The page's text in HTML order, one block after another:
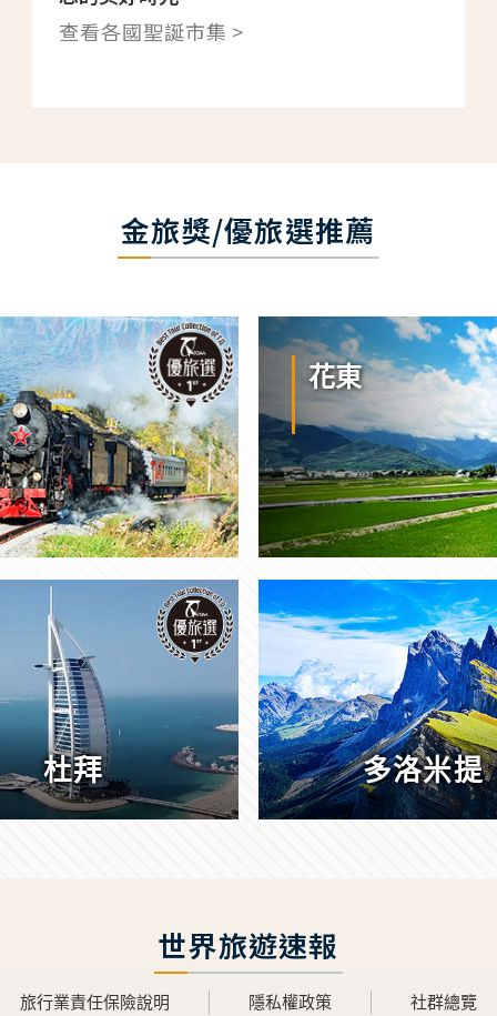
查看各國聖誕市集 >
金旅獎/優旅選推薦
花東
杜拜 多洛米提
世界旅遊速報
旅行業責任保險說明 隱私權政策 社群總覽